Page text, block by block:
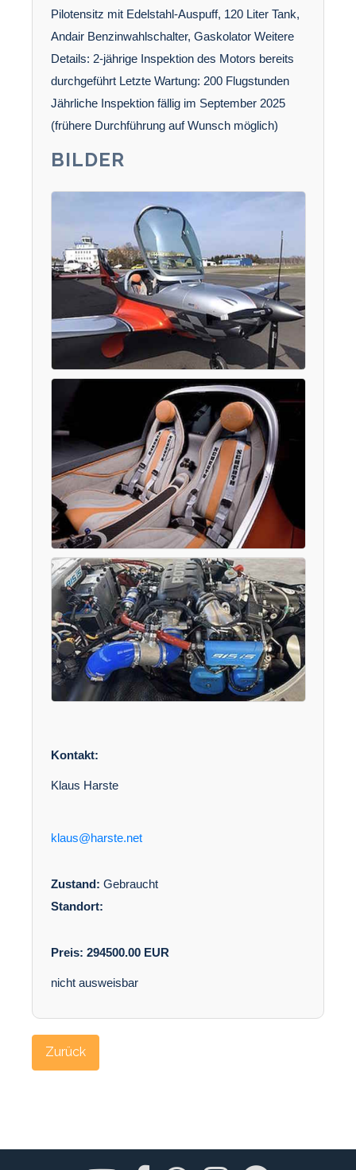
Pilotensitz mit Edelstahl-Auspuff, 120 Liter Tank,
Andair Benzinwahlschalter, Gaskolator Weitere
Details: 2-jährige Inspektion des Motors bereits
durchgeführt Letzte Wartung: 200 Flugstunden
Jährliche Inspektion fällig im September 2025
(frühere Durchführung auf Wunsch möglich)
BILDER
Kontakt:
Klaus Harste
klaus@harste.net
Zustand: Gebraucht
Standort:
Preis: 294500.00EUR
nicht ausweisbar
Zurück